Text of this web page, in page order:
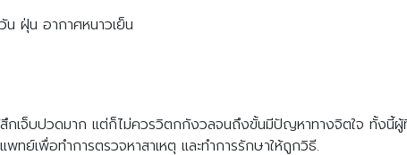
น ฝุ่น อากาศหนาวเย็น
รู้สึกเจ็บปวดมาก แต่ก็ไม่ควรวิตกกังวลจนถึงขั้นมีปัญหาทางจิตใจ ทั้งนี้
ย์เพื่อทำการตรวจหาสาเหตุ และทำการรักษาให้ถูกวิธี.